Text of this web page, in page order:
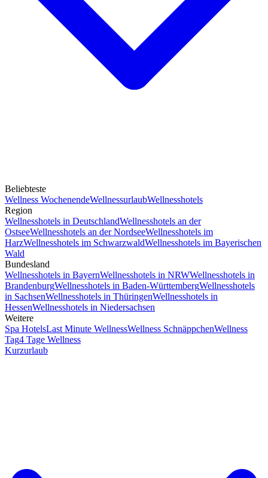
Beliebteste
Wellness WochenendeWellnessurlaubWellnesshotels
Region
Wellnesshotels in DeutschlandWellnesshotels an der
OstseeWellnesshotels an der NordseeWellnesshotels im
HarzWellnesshotels im SchwarzwaldWellnesshotels im Bayerischen
Wald
Bundesland
Wellnesshotels in BayernWellnesshotels in NRWWellnesshotels in
BrandenburgWellnesshotels in Baden-WürttembergWellnesshotels
in SachsenWellnesshotels in ThüringenWellnesshotels in
HessenWellnesshotels in Niedersachsen
Weitere
Spa HotelsLast Minute WellnessWellness SchnäppchenWellness
Tag4 Tage Wellness
Kurzurlaub